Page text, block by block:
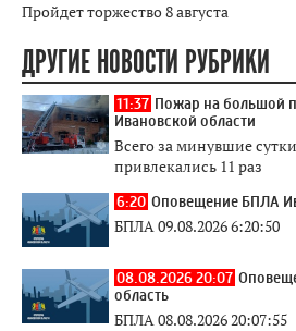
Пройдет торжество 8 августа
ДРУГИЕ НОВОСТИ РУБРИКИ
11:37 Пожар на большой
Ивановской области
Всего за минувшие
привлекались 11 раз
6:20 Оповещение БПЛА
БПЛА 09.08.2026 6:20:50
08.08.2026 20:07
область
БПЛА 08.08.2026 20:07:55